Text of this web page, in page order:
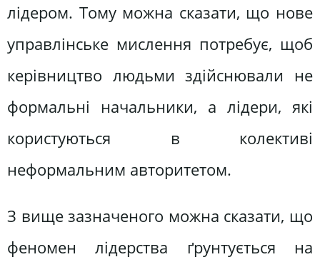
лідером. Тому можна сказати, що нове
управлінське мислення потребує, щоб
керівництво людьми здійснювали не
формальні начальники, а лідери, які
користуються в колективі
неформальним авторитетом.
З вище зазначеного можна сказати, що
феномен лідерства ґрунтується на